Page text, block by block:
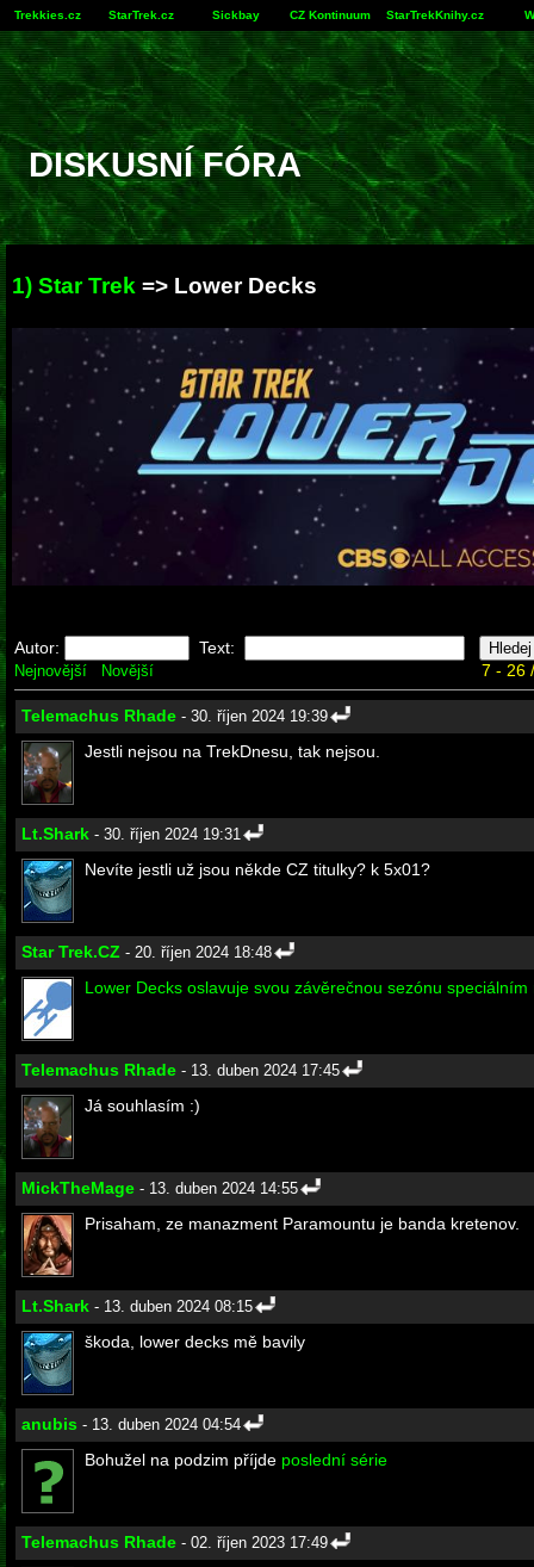
Trekkies.cz StarTrek.cz Sickbay CZ Kontinuum StarTrekKnihy.cz
DISKUSNÍ FÓRA
1) Star Trek => Lower Decks
Autor: Text:
Nejnovější Novější 7 - 26
Telemachus Rhade - 30. říjen 2024 19:39
Jestli nejsou na TrekDnesu, tak nejsou.
Lt.Shark - 30. říjen 2024 19:31
Nevíte jestli už jsou někde CZ titulky? k 5x01?
Star Trek.CZ - 20. říjen 2024 18:48
Lower Decks oslavuje svou závěrečnou sezónu
Telemachus Rhade - 13. duben 2024 17:45
Já souhlasím :)
MickTheMage - 13. duben 2024 14:55
Prisaham, ze manazment Paramountu je banda kretenov.
Lt.Shark - 13. duben 2024 08:15
škoda, lower decks mě bavily
anubis - 13. duben 2024 04:54
Bohužel na podzim příjde poslední série
Telemachus Rhade - 02. říjen 2023 17:49